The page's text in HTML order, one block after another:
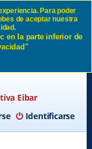
- S.D.
Eibar
Identificarse
Para poder
de aceptar nuestra
en la parte inferior de